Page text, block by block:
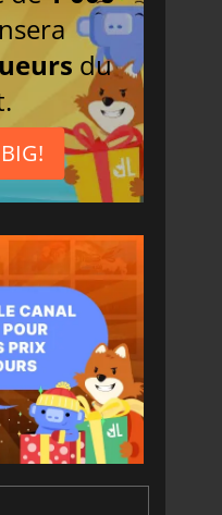
votre compte.
6.90
du